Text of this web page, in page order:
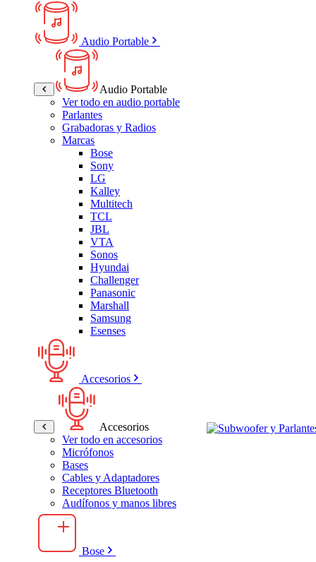
Audio Portable
Audio Portable
Ver todo en audio portable
Parlantes
Grabadoras y Radios
Marcas
Bose
Sony
LG
Kalley
Multitech
TCL
JBL
VTA
Sonos
Hyundai
Challenger
Panasonic
Marshall
Samsung
Esenses
Accesorios
Accesorios
Ver todo en accesorios
Micrófonos
Bases
Cables y Adaptadores
Receptores Bluetooth
Audífonos y manos libres
Bose